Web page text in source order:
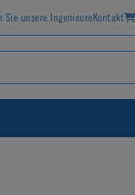
Sie unsere IngenieureKontakt